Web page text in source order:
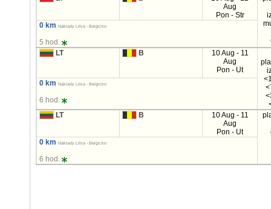
Aug
Pon - Str
0 km Náklady Litva - Belgicko
5 hod.
LT
B
10 Aug - 11
Aug
Pon - Ut
0 km Náklady Litva - Belgicko
6 hod.
LT
B
10 Aug - 11
Aug
Pon - Ut
0 km
Náklady Litva - Belgicko
6 hod.